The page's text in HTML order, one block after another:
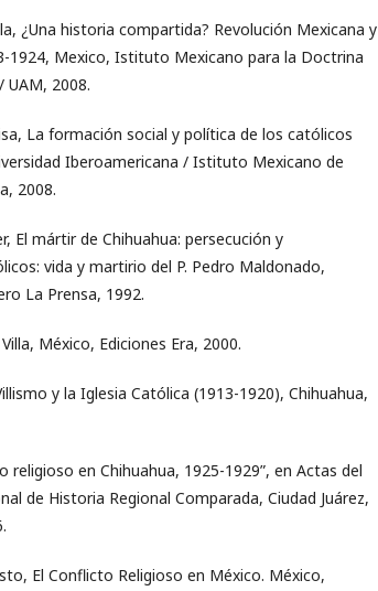
¿Una historia compartida? Revolución Mexicana y
1924, Mexico, Istituto Mexicano para la Doctrina
UAM, 2008.
La formación social y política de los católicos
Iberoamericana / Istituto Mexicano de
2008.
El mártir de Chihuahua: persecución y
vida y martirio del P. Pedro Maldonado,
La Prensa, 1992.
México, Ediciones Era, 2000.
y la Iglesia Católica (1913-1920), Chihuahua,
religioso en Chihuahua, 1925-1929”, en Actas del
de Historia Regional Comparada, Ciudad Juárez,
El Conflicto Religioso en México. México,